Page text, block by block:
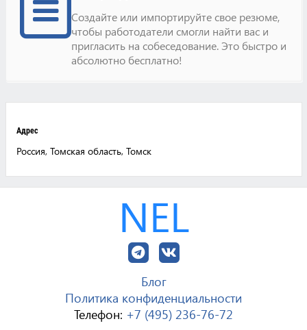
Создайте или импортируйте свое резюме,
чтобы работодатели смогли найти вас и
пригласить на собеседование. Это быстро и
абсолютно бесплатно!
Адрес
Россия, Томская область, Томск
NEL
Блог
Политика конфиденциальности
Телефон: +7 (495) 236-76-72